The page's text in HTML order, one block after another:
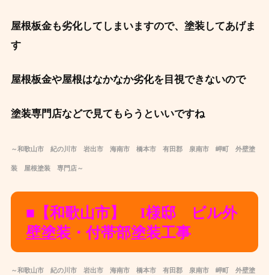
屋根板金も劣化してしまいますので、塗装してあげま
す
屋根板金や屋根はなかなか劣化を目視できないので
塗装専門店などで見てもらうといいですね
～和歌山市 紀の川市 岩出市 海南市 橋本市 有田郡 泉南市 岬町 外壁塗
装 屋根塗装 専門店～
■【和歌山市】 I様邸 ビル外
壁塗装・付帯部塗装工事
～和歌山市 紀の川市 岩出市 海南市 橋本市 有田郡 泉南市 岬町 外壁塗